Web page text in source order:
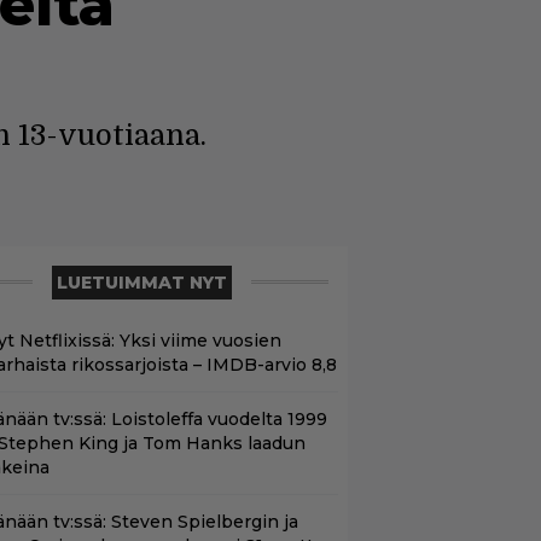
vuotiaana.
LUETUIMMAT NYT
Netflixissä: Yksi viime vuosien
rikossarjoista – IMDB-arvio 8,8
tv:ssä: Loistoleffa vuodelta 1999
King ja Tom Hanks laadun
tv:ssä: Steven Spielbergin ja